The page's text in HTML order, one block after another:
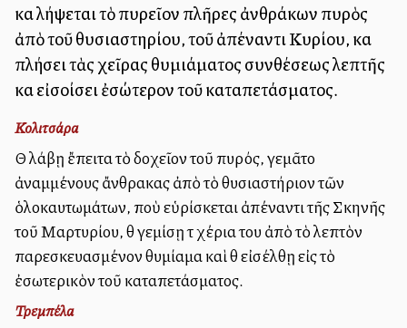
καὶ λήψεται τὸ πυρεῖον πλῆρες ἀνθράκων πυρὸς
ἀπὸ τοῦ θυσιαστηρίου, τοῦ ἀπέναντι Κυρίου, καὶ
πλήσει τὰς χεῖρας θυμιάματος συνθέσεως λεπτῆς
καὶ εἰσοίσει ἐσώτερον τοῦ καταπετάσματος.
Κολιτσάρα
Θὰ λάβῃ ἔπειτα τὸ δοχεῖον τοῦ πυρός, γεμᾶτο
ἀναμμένους ἄνθρακας ἀπὸ τὸ θυσιαστήριον τῶν
ὁλοκαυτωμάτων, ποὺ εὑρίσκεται ἀπέναντι τῆς Σκηνῆς
τοῦ Μαρτυρίου, θὰ γεμίσῃ τὰ χέρια του ἀπὸ τὸ λεπτὸν
παρεσκευασμένον θυμίαμα καὶ θὰ εἰσέλθῃ εἰς τὸ
ἐσωτερικὸν τοῦ καταπετάσματος.
Τρεμπέλα